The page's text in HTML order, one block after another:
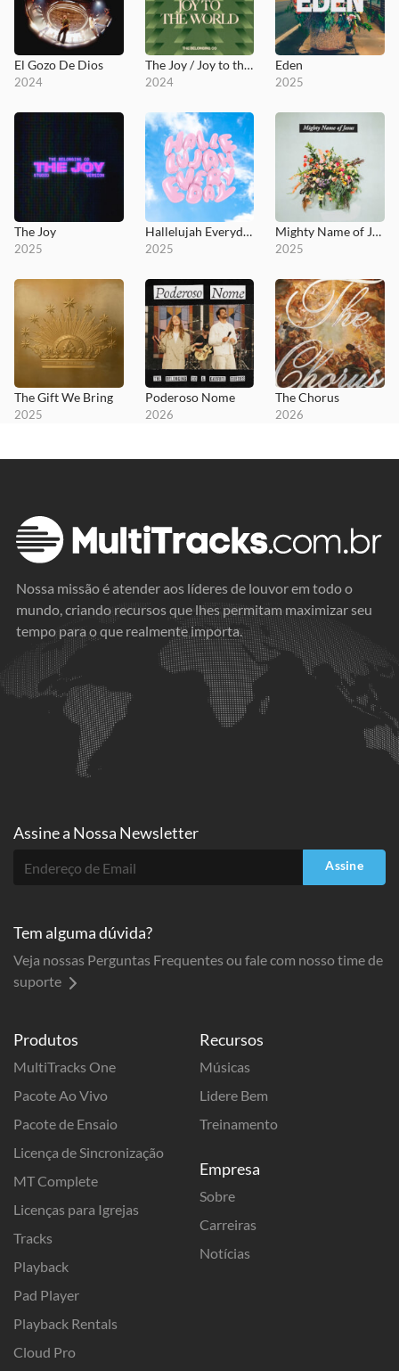
El Gozo De Dios
2024
The Joy / Joy to the World
2024
Eden
2025
The Joy
2025
Hallelujah Everyday
2025
Mighty Name of Jesus (Live)
2025
The Gift We Bring
2025
Poderoso Nome
2026
The Chorus
2026
Nossa missão é atender aos líderes de louvor em todo o
mundo, criando recursos que lhes permitam maximizar seu
tempo para o que realmente importa.
Produtos
MultiTracks One
Pacote Ao Vivo
Pacote de Ensaio
Licença de Sincronização
MT Complete
Licenças para Igrejas
Tracks
Playback
Pad Player
Playback Rentals
Cloud Pro
Recursos
Músicas
Lidere Bem
Treinamento
Empresa
Sobre
Carreiras
Notícias
Assine a Nossa Newsletter
Assine
Tem alguma dúvida?
Veja nossas Perguntas Frequentes ou fale com nosso time de
suporte